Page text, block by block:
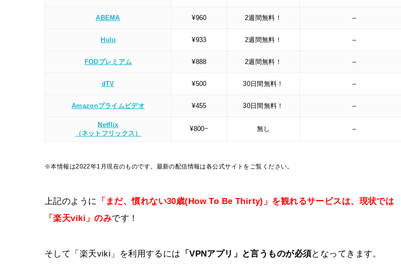
ABEMA ¥960 2週間無料！ –
Hulu ¥933 2週間無料！ –
FODプレミアム ¥888 2週間無料！ –
dTV ¥500 30日間無料！ –
Amazonプライムビデオ ¥455 30日間無料！ –
Netflix
（ネットフリックス）
¥800~ 無し –
※本情報は2022年1月現在のものです。最新の配信情報は各公式サイトをご覧ください。
上記のように 「まだ、慣れない30歳(How To Be Thirty)」を観れるサービスは、現状では
「楽天viki」のみです！
そして「楽天viki」を利用するには 「VPNアプリ」と言うものが必須となってきます。